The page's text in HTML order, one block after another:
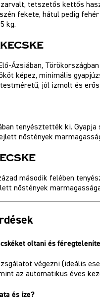
tetszetős kettős
fekete, hátul pedig
kg.
Ázsiában,
képez, minimális
jól izmolt és
tenyésztették ki.
nőstények
második felében
nőstények
oltani és
végezni (ideális
az automatikus éves
és íze?